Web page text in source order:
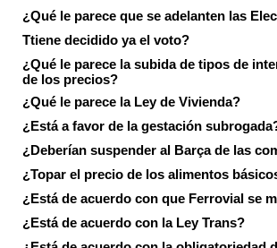
¿Qué le parece que se adelanten las
Ttiene decidido ya el voto?
¿Qué le parece la subida de tipos de
de los precios?
¿Qué le parece la Ley de Vivienda?
¿Está a favor de la gestación
¿Deberían suspender al Barça de las
¿Topar el precio de los alimentos
¿Está de acuerdo con que Ferrovial se
¿Está de acuerdo con la Ley Trans?